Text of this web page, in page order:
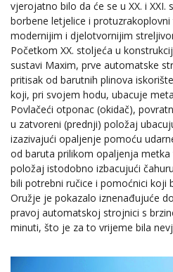
vjerojatno bilo da će se u XX. i
borbene letjelice i
modernijim i djelotvornijim
Početkom XX. stoljeća u
sustavi Maxim, prve automatske
pritisak od barutnih plinova
koji, pri svojem hodu, ubacuje
Povlačeći otponac (okidač),
u zatvoreni (prednji) položaj
izazivajući opaljenje pomoću
od baruta prilikom opaljenja
položaj istodobno izbacujući
bili potrebni ručice i pomoćnici koji
Oružje je pokazalo iznenađujuće
pravoj automatskoj strojnici s
minuti, što je za to vrijeme bila